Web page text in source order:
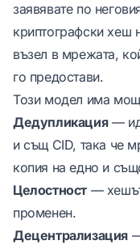
заявявате по
криптографски хеш
възел в мрежата,
го предостави.
Този модел има
Дедупликация—
и същ CID, така че
копия на едно и
Целостност —
променен.
Децентрализация